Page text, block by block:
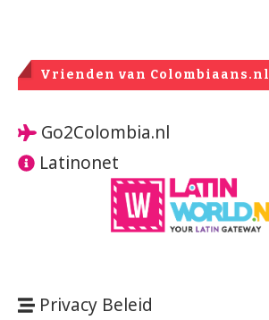
Vrienden van Colombiaans.nl
Go2Colombia.nl
Latinonet
Privacy Beleid